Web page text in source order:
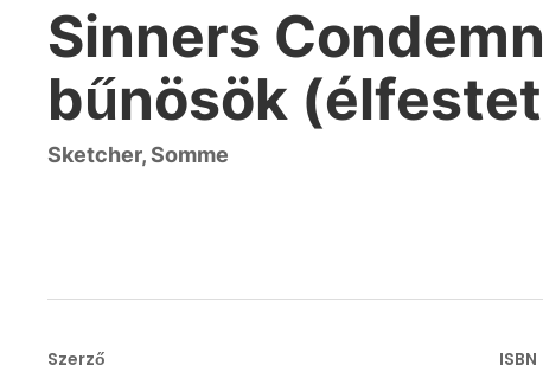
Sinners
bűnösök
Sketcher, Somme
Szerző ISBN